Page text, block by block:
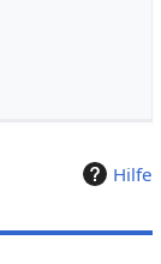
Hilfe